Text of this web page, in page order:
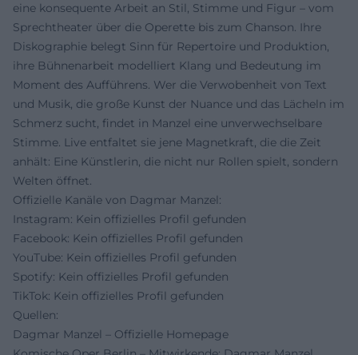
eine konsequente Arbeit an Stil, Stimme und Figur – vom
Sprechtheater über die Operette bis zum Chanson. Ihre
Diskographie belegt Sinn für Repertoire und Produktion,
ihre Bühnenarbeit modelliert Klang und Bedeutung im
Moment des Aufführens. Wer die Verwobenheit von Text
und Musik, die große Kunst der Nuance und das Lächeln im
Schmerz sucht, findet in Manzel eine unverwechselbare
Stimme. Live entfaltet sie jene Magnetkraft, die die Zeit
anhält: Eine Künstlerin, die nicht nur Rollen spielt, sondern
Welten öffnet.
Offizielle Kanäle von Dagmar Manzel:
Instagram: Kein offizielles Profil gefunden
Facebook: Kein offizielles Profil gefunden
YouTube: Kein offizielles Profil gefunden
Spotify: Kein offizielles Profil gefunden
TikTok: Kein offizielles Profil gefunden
Quellen:
Dagmar Manzel – Offizielle Homepage